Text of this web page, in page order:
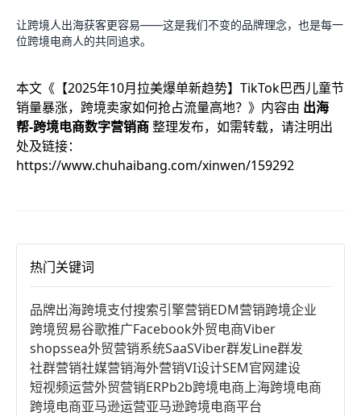
让跨境人出海获客更容易——这是我们不变的品牌理念，也是每一
位跨境电商人的共同追求。
本文《 【2025年10月拉美爆单新趋势】TikTok巴西儿童节
销量暴涨，跨境卖家如何抢占流量高地？ 》内容由 出海
帮-跨境电商数字营销商整理发布，如需转载，请注明出
处及链接：
https://www.chuhaibang.com/xinwen/159292
热门关键词
品牌出海跨境支付搜索引擎营销EDM营销跨境企业
跨境贸易谷歌推广Facebook外贸电商Viber
shopssea外贸营销系统SaaSViber群发Line群发
社群营销社媒营销海外营销VI设计SEM官网建设
短视频运营外贸营销ERPb2b跨境电商上海跨境电商
跨境电商亚马逊运营亚马逊跨境电商平台